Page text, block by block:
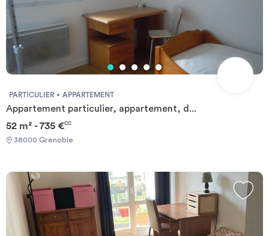
PARTICULIER APPARTEMENT
Appartement particulier, appartement, d...
52 m² - 735 €CC
38000 Grenoble